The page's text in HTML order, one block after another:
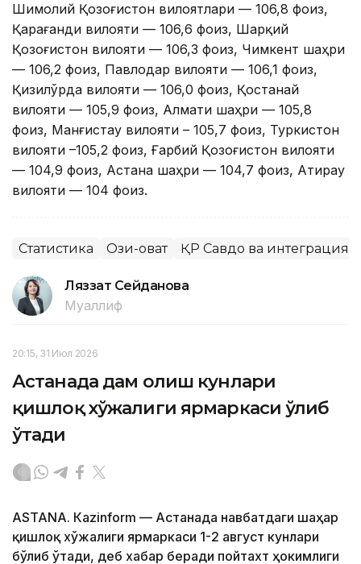
Шимолий Қозоғистон вилоятлари — 106,8 фоиз,
Қарағанди вилояти — 106,6 фоиз, Шарқий
Қозоғистон вилояти — 106,3 фоиз, Чимкент шаҳри
— 106,2 фоиз, Павлодар вилояти — 106,1 фоиз,
Қизилўрда вилояти — 106,0 фоиз, Қостанай
вилояти — 105,9 фоиз, Алмати шаҳри — 105,8
фоиз, Манғистау вилояти – 105,7 фоиз, Туркистон
вилояти –105,2 фоиз, Ғарбий Қозоғистон вилояти
— 104,9 фоиз, Астана шаҳри — 104,7 фоиз, Атирау
вилояти — 104 фоиз.
Статистика Озиқ-овқат ҚР Савдо ва интеграция
Ляззат Сейданова
Муаллиф
20:15, 31 Июл 2026
Астанада дам олиш кунлари
қишлоқ хўжалиги ярмаркаси ўлиб
ўтади
ASTANА. Кazinform — Астанада навбатдаги шаҳар
қишлоқ хўжалиги ярмаркаси 1-2 август кунлари
бўлиб ўтади, деб хабар беради пойтахт ҳокимлиги